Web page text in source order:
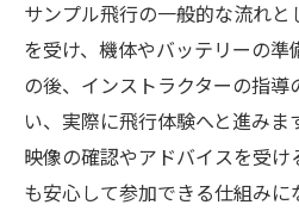
サンプル飛行の一般的な流れ
を受け、機体やバッテリーの準
の後、インストラクターの指
い、実際に飛行体験へと進みま
映像の確認やアドバイスを受け
も安心して参加できる仕組みに